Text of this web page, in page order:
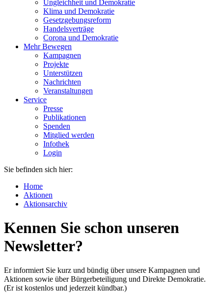
Ungleichheit und Demokratie
Klima und Demokratie
Gesetzgebungsreform
Handelsverträge
Corona und Demokratie
Mehr Bewegen
Kampagnen
Projekte
Unterstützen
Nachrichten
Veranstaltungen
Service
Presse
Publikationen
Spenden
Mitglied werden
Infothek
Login
Sie befinden sich hier:
Home
Aktionen
Aktionsarchiv
Kennen Sie schon unseren
Newsletter?
Er informiert Sie kurz und bündig über unsere Kampagnen und
Aktionen sowie über Bürgerbeteiligung und Direkte Demokratie.
(Er ist kostenlos und jederzeit kündbar.)